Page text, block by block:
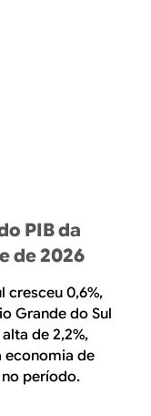
PIB da
de 2026
cresceu 0,6%,
Grande do Sul
de 2,2%,
economia de
período.